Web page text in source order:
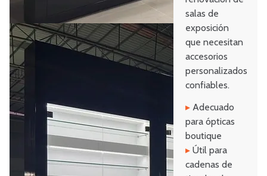
salas de
exposición
que necesitan
accesorios
personalizados
confiables.
▸ Adecuado
para ópticas
boutique
▸ Útil para
cadenas de